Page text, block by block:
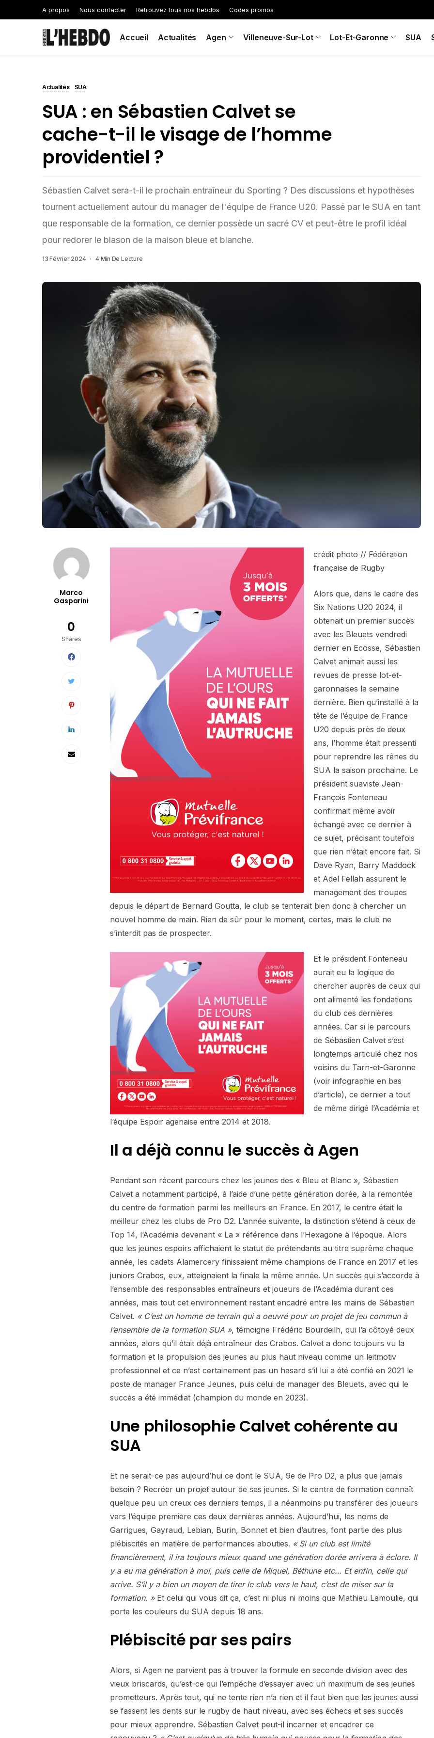
A propos Nous contacter Retrouvez tous nos hebdos Codes promos
Accueil Actualités Agen Villeneuve-Sur-Lot Lot-Et-Garonne SUA
Actualités SUA
SUA : en Sébastien Calvet se
cache-t-il le visage de l’homme
providentiel ?
Sébastien Calvet sera-t-il le prochain entraîneur du Sporting ? Des discussions et hypothèses
tournent actuellement autour du manager de l'équipe de France U20. Passé par le SUA en tant
que responsable de la formation, ce dernier possède un sacré CV et peut-être le profil idéal
pour redorer le blason de la maison bleue et blanche.
13 Février 2024 4 Min De Lecture
Marco
Gasparini
0
Shares
crédit photo // Fédération
française de Rugby
Alors que, dans le cadre des
Six Nations U20 2024, il
obtenait un premier succès
avec les Bleuets vendredi
dernier en Ecosse, Sébastien
Calvet animait aussi les
revues de presse lot-et-
garonnaises la semaine
dernière. Bien qu’installé à la
tête de l’équipe de France
U20 depuis près de deux
ans, l’homme était pressenti
pour reprendre les rênes du
SUA la saison prochaine. Le
président suaviste Jean-
François Fonteneau
confirmait même avoir
échangé avec ce dernier à
ce sujet, précisant toutefois
que rien n’était encore fait. Si
Dave Ryan, Barry Maddock
et Adel Fellah assurent le
management des troupes
depuis le départ de Bernard Goutta, le club se tenterait bien donc à chercher un
nouvel homme de main. Rien de sûr pour le moment, certes, mais le club ne
s’interdit pas de prospecter.
Et le président Fonteneau
aurait eu la logique de
chercher auprès de ceux qui
ont alimenté les fondations
du club ces dernières
années. Car si le parcours
de Sébastien Calvet s’est
longtemps articulé chez nos
voisins du Tarn-et-Garonne
(voir infographie en bas
d’article), ce dernier a tout
de même dirigé l’Académia et
l’équipe Espoir agenaise entre 2014 et 2018.
Il a déjà connu le succès à Agen
Pendant son récent parcours chez les jeunes des « Bleu et Blanc », Sébastien
Calvet a notamment participé, à l’aide d’une petite génération dorée, à la remontée
du centre de formation parmi les meilleurs en France. En 2017, le centre était le
meilleur chez les clubs de Pro D2. L’année suivante, la distinction s’étend à ceux de
Top 14, l’Académia devenant « La » référence dans l’Hexagone à l’époque. Alors
que les jeunes espoirs affichaient le statut de prétendants au titre suprême chaque
année, les cadets Alamercery finissaient même champions de France en 2017 et les
juniors Crabos, eux, atteignaient la finale la même année. Un succès qui s’accorde à
l’ensemble des responsables entraîneurs et joueurs de l’Académia durant ces
années, mais tout cet environnement restant encadré entre les mains de Sébastien
Calvet. « C’est un homme de terrain qui a oeuvré pour un projet de jeu commun à
l’ensemble de la formation SUA », témoigne Frédéric Bourdeilh, qui l’a côtoyé deux
années, alors qu’il était déjà entraîneur des Crabos. Calvet a donc toujours vu la
formation et la propulsion des jeunes au plus haut niveau comme un leitmotiv
professionnel et ce n’est certainement pas un hasard s’il lui a été confié en 2021 le
poste de manager France Jeunes, puis celui de manager des Bleuets, avec qui le
succès a été immédiat (champion du monde en 2023).
Une philosophie Calvet cohérente au
SUA
Et ne serait-ce pas aujourd’hui ce dont le SUA, 9e de Pro D2, a plus que jamais
besoin ? Recréer un projet autour de ses jeunes. Si le centre de formation connaît
quelque peu un creux ces derniers temps, il a néanmoins pu transférer des joueurs
vers l’équipe première ces deux dernières années. Aujourd’hui, les noms de
Garrigues, Gayraud, Lebian, Burin, Bonnet et bien d’autres, font partie des plus
plébiscités en matière de performances abouties. « Si un club est limité
financièrement, il ira toujours mieux quand une génération dorée arrivera à éclore. Il
y a eu ma génération à moi, puis celle de Miquel, Béthune etc… Et enfin, celle qui
arrive. S’il y a bien un moyen de tirer le club vers le haut, c’est de miser sur la
formation. »Et celui qui vous dit ça, c’est ni plus ni moins que Mathieu Lamoulie, qui
porte les couleurs du SUA depuis 18 ans.
Plébiscité par ses pairs
Alors, si Agen ne parvient pas à trouver la formule en seconde division avec des
vieux briscards, qu’est-ce qui l’empêche d’essayer avec un maximum de ses jeunes
prometteurs. Après tout, qui ne tente rien n’a rien et il faut bien que les jeunes aussi
se fassent les dents sur le rugby de haut niveau, avec ses échecs et ses succès
pour mieux apprendre. Sébastien Calvet peut-il incarner et encadrer ce